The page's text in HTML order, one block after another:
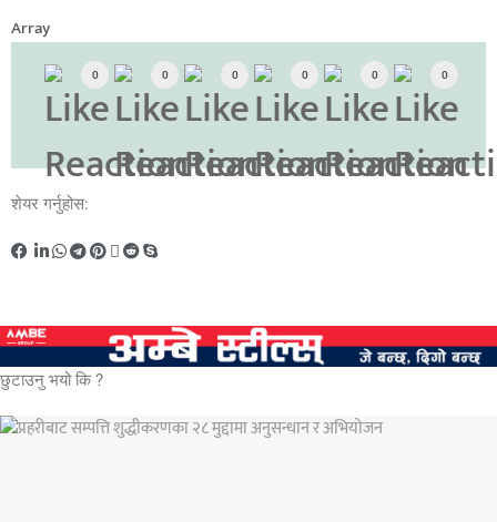
Array
0 0 0 0 0 0
शेयर गर्नुहोस:
छुटाउनु भयो कि ?